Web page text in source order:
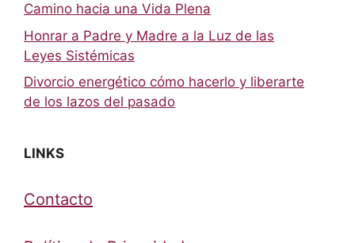
Camino hacia una Vida Plena
Honrar a Padre y Madre a la Luz de las
Leyes Sistémicas
Divorcio energético cómo hacerlo y liberarte
de los lazos del pasado
LINKS
Contacto